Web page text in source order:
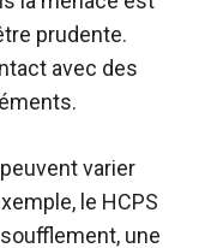
prudente.
avec des
varier
le HCPS
une